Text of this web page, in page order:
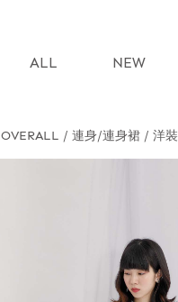
ALL NEW
OVERALL / 連身 連身裙 / 洋裝